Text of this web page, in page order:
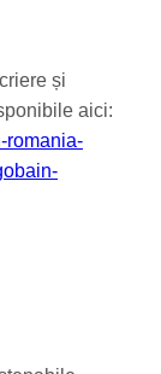
și
aici:
romania-